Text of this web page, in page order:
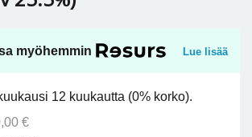
myöhemmin Lue lisää
12 kuukautta (0% korko).
€